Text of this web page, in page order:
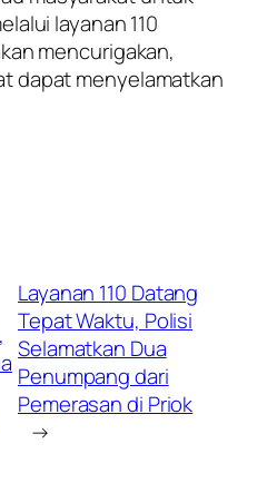
layanan 110
mencurigakan,
dapat menyelamatkan
Layanan 110 Datang
Tepat Waktu, Polisi
Selamatkan Dua
Penumpang dari
Pemerasan di Priok
→